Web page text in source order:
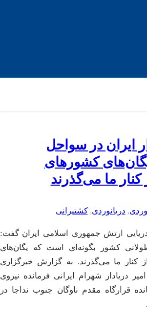
ایران در سواحل
کشورهای
کنار ما می‌گذرند
, دریانوردی, کشتیرانی
ارتش جمهوری اسلامی ایران گفت:
کشور بگونه‌ای است که یگان‌های
کنار ما می‌گذرند. به گزارش خبرگزاری
دریادار شهرام ایرانی فرمانده نیروی
قرارگاه مقدم ناوگان جنوب نداجا در